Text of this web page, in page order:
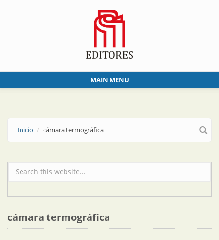
MAIN MENU
Inicio cámara termográfica
Formulario de búsqueda
cámara termográfica